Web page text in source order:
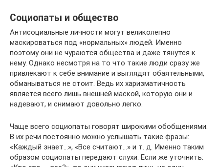
Социопаты и общество
Антисоциальные личности могут великолепно
маскироваться под «нормальных» людей. Именно
поэтому они не чураются общества и даже тянутся к
нему. Однако несмотря на то что такие люди сразу же
привлекают к себе внимание и выглядят обаятельными,
обманываться не стоит. Ведь их харизматичность
является всего лишь внешней маской, которую они и
надевают, и снимают довольно легко.
Чаще всего социопаты говорят широкими обобщениями.
В их речи постоянно можно услышать такие фразы:
«Каждый знает…», «Все считают…» и т. д. Именно таким
образом социопаты передают слухи. Если же уточнить: